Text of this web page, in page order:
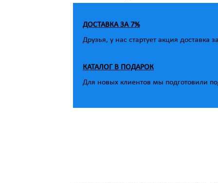
ДОСТАВКА ЗА 7%
Друзья, у нас стартует акция доставка
КАТАЛОГ В ПОДАРОК
Для новых клиентов мы подготовили